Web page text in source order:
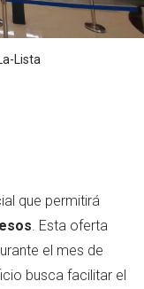
Lista
que permitirá
. Esta oferta
el mes de
busca facilitar el